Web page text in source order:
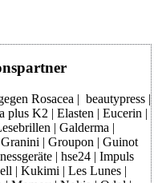
Rosacea | beautypress |
plus K2 | Elasten | Eucerin |
| Galderma |
| Groupon | Guinot
| hse24 | Impuls
| Kukimi | Les Lunes |